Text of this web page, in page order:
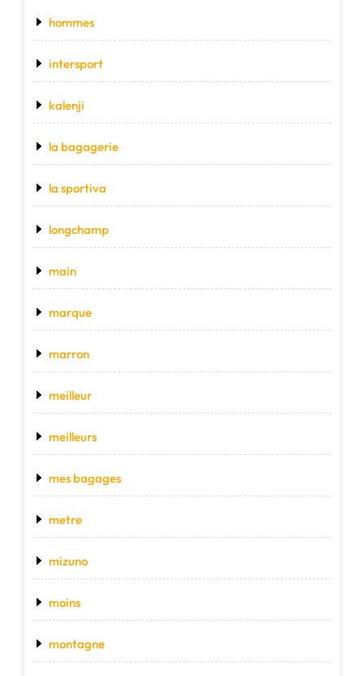
hommes
intersport
kalenji
la bagagerie
la sportiva
longchamp
main
marque
marron
meilleur
meilleurs
mes bagages
metre
mizuno
moins
montagne